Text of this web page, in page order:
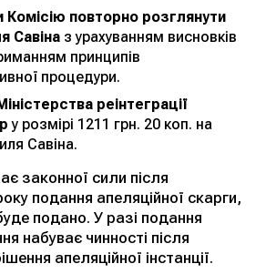
Комісію повторно розглянути
Савіна з урахуванням висновків
принципів
процедури.
реінтеграції
у розмірі 1211 грн. 20 коп. на
Савіна.
законної сили після
подання апеляційної скарги,
подано. У разі подання
набуває чинності після
апеляційної інстанції.